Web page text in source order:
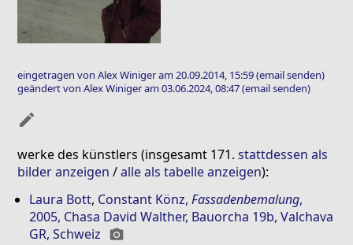
eingetragen von Alex Winiger am 20.09.2014, 15:59(email senden)
geändert von Alex Winiger am 03.06.2024, 08:47(email senden)
mode_edit
werke des künstlers (insgesamt 171.stattdessen als
bilder anzeigen /alle als tabelle anzeigen):
Laura Bott, Constant Könz,Fassadenbemalung,
2005, Chasa David Walther, Bauorcha 19b, Valchava
GR, Schweiz photo_camera